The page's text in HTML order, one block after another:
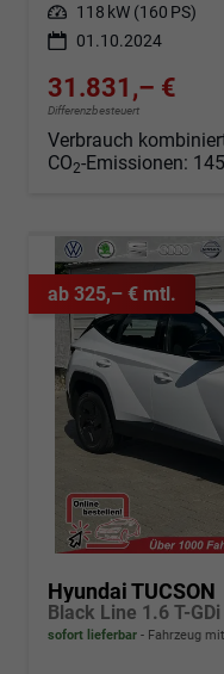
Leistung 118 kW (160 PS)
01.10.2024
31.831,– €
Differenzbesteuert
Verbrauch
CO2-Emissionen:
ab 325,– € mtl.
Hyundai TUCSON
sofort lieferbar Fahrzeug